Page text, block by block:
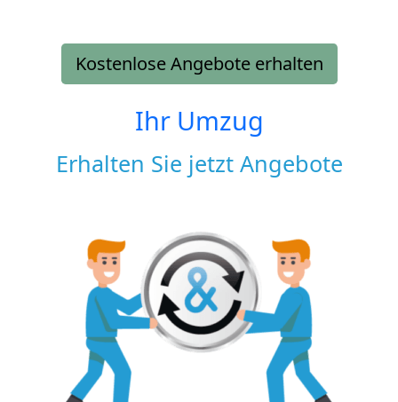
Kostenlose Angebote erhalten
Ihr Umzug
Erhalten Sie jetzt Angebote